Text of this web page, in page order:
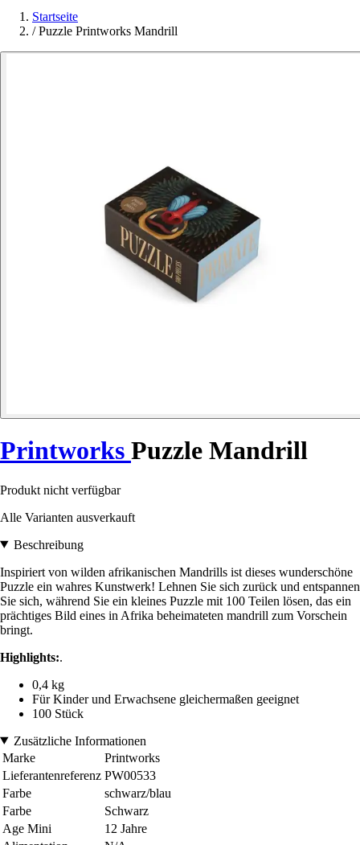
Startseite
/ Puzzle Printworks Mandrill
Printworks Puzzle Mandrill
Produkt nicht verfügbar
Alle Varianten ausverkauft
Beschreibung
Inspiriert von wilden afrikanischen Mandrills ist dieses wunderschöne
Puzzle ein wahres Kunstwerk! Lehnen Sie sich zurück und entspannen
Sie sich, während Sie ein kleines Puzzle mit 100 Teilen lösen, das ein
prächtiges Bild eines in Afrika beheimateten mandrill zum Vorschein
bringt.
Highlights:.
0,4 kg
Für Kinder und Erwachsene gleichermaßen geeignet
100 Stück
Zusätzliche Informationen
Marke
Printworks
Lieferantenreferenz PW00533
Farbe
schwarz/blau
Farbe
Schwarz
Age Mini
12 Jahre